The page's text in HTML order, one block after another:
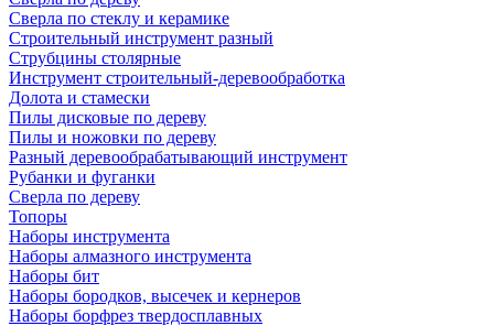
Сверла по стеклу и керамике
Строительный инструмент разный
Струбцины столярные
Инструмент строительный-деревообработка
Долота и стамески
Пилы дисковые по дереву
Пилы и ножовки по дереву
Разный деревообрабатывающий инструмент
Рубанки и фуганки
Сверла по дереву
Топоры
Наборы инструмента
Наборы алмазного инструмента
Наборы бит
Наборы бородков, высечек и кернеров
Наборы борфрез твердосплавных